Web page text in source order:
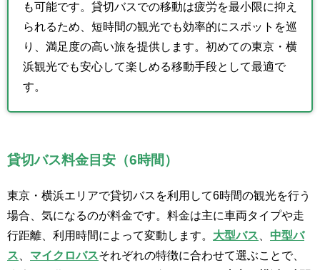
も可能です。貸切バスでの移動は疲労を最小限に抑え
られるため、短時間の観光でも効率的にスポットを巡
り、満足度の高い旅を提供します。初めての東京・横
浜観光でも安心して楽しめる移動手段として最適で
す。
貸切バス料金目安（6時間）
東京・横浜エリアで貸切バスを利用して6時間の観光を行う
場合、気になるのが料金です。料金は主に車両タイプや走
行距離、利用時間によって変動します。 大型バス
中型バ
ス
マイクロバスそれぞれの特徴に合わせて選ぶことで、